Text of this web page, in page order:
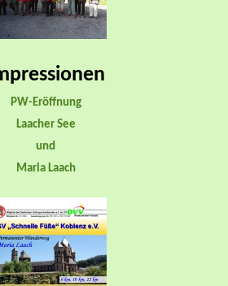
PW-Eröffnung
Laacher See
und
Maria Laach